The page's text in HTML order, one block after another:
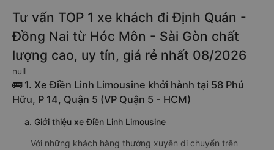
Tư vấn TOP 1 xe khách đi Định Quán -
Đồng Nai từ Hóc Môn - Sài Gòn chất
lượng cao, uy tín, giá rẻ nhất 08/2026
null
🚌 1. Xe Điền Linh Limousine khởi hành tại 58 Phú
Hữu, P 14, Quận 5 (VP Quận 5 - HCM)
a. Giới thiệu xe Điền Linh Limousine
Với những khách hàng thường xuyên di chuyển trên